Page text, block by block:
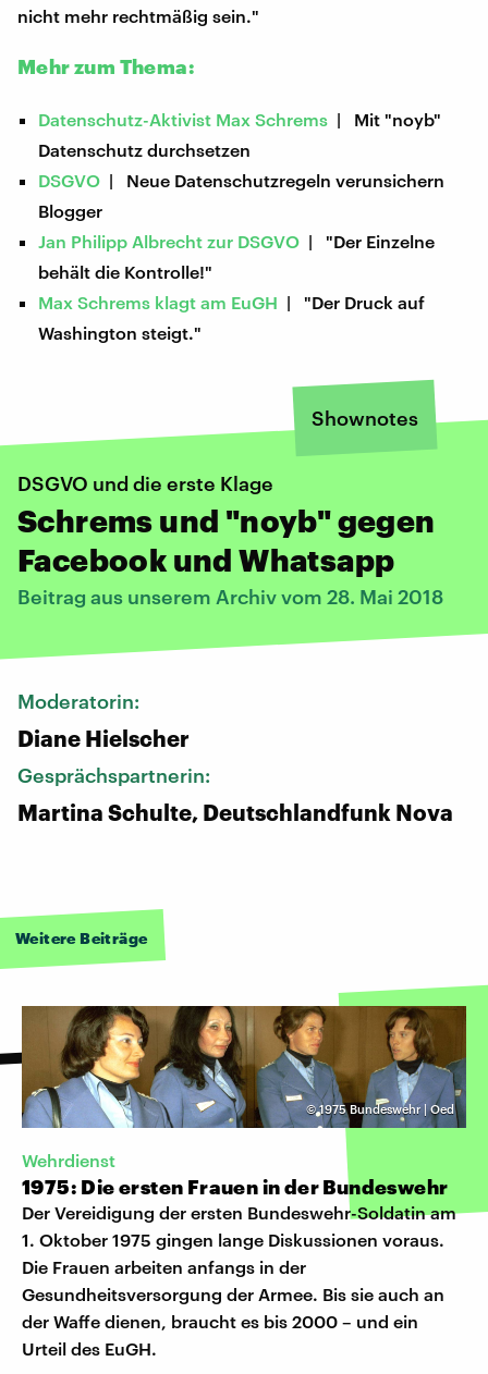
nicht mehr rechtmäßig sein."
Mehr zum Thema:
Datenschutz-Aktivist Max Schrems | Mit "noyb"
Datenschutz durchsetzen
DSGVO | Neue Datenschutzregeln verunsichern
Blogger
Jan Philipp Albrecht zur DSGVO | "Der Einzelne
behält die Kontrolle!"
Max Schrems klagt am EuGH | "Der Druck auf
Washington steigt."
Shownotes
DSGVO und die erste Klage
Schrems und "noyb" gegen
Facebook und Whatsapp
Beitrag aus unserem Archiv vom 28. Mai 2018
Moderatorin:
Diane Hielscher
Gesprächspartnerin:
Martina Schulte, Deutschlandfunk Nova
Weitere Beiträge
©1975 Bundeswehr | Oed
Wehrdienst
1975: Die ersten Frauen in der Bundeswehr
Der Vereidigung der ersten Bundeswehr-Soldatin am
1. Oktober 1975 gingen lange Diskussionen voraus.
Die Frauen arbeiten anfangs in der
Gesundheitsversorgung der Armee. Bis sie auch an
der Waffe dienen, braucht es bis 2000 – und ein
Urteil des EuGH.